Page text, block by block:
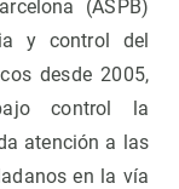
(ASPB)
y control del
desde 2005,
control la
atención a las
en la vía